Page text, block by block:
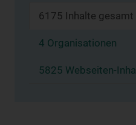
6175 Inhalte gesamt
4 Organisationen
5825 Webseiten-